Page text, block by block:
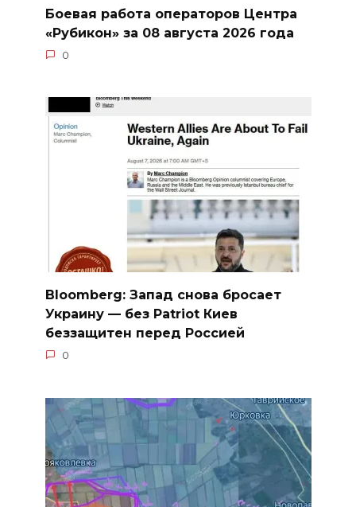
Боевая работа операторов Центра
«Рубикон» за 08 августа 2026 года
0
Bloomberg: Запад снова бросает
Украину — без Patriot Киев
беззащитен перед Россией
0